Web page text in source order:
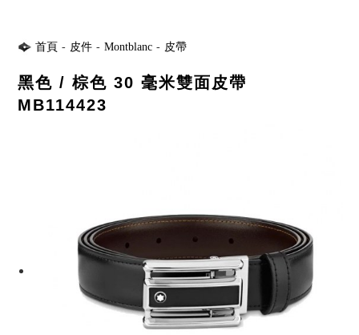
首頁 - 皮件 - Montblanc - 皮帶
黑色 / 棕色 30 毫米雙面皮帶
MB114423